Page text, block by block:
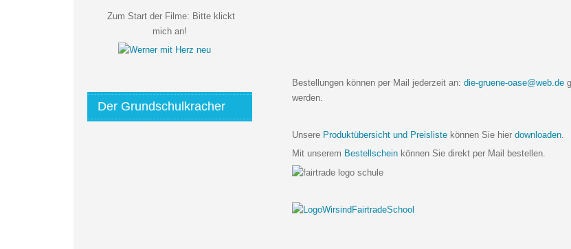
Bestellungen können per Mail jederzeit an:die-gruene-oase@web.de
werden.
Unsere Produktübersicht und Preisliste können Sie hierdownloaden.
Mit unserem Bestellschein können Sie direkt per Mail bestellen.
Zum Start der Filme: Bitte klickt
mich an!
Der Grundschulkracher